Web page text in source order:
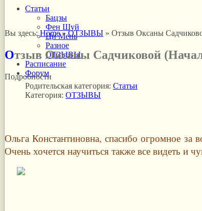
Статьи
Бацзы
Фен Шуй
Ци Мень
Разное
ОТЗЫВЫ
Расписание
Форум
Вы здесь:Home»ОТЗЫВЫ » Отзыв Оксаны
Отзыв Оксаны Садчиковой
Подробности
Родительская категория: Статьи
Категория: ОТЗЫВЫ
Ольга Константиновна, спасибо огромное за
Очень хочется научиться также все видеть и